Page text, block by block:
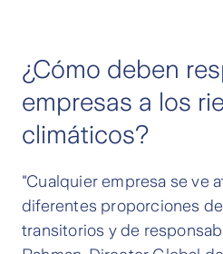
¿Cómo deben
empresas a los
climáticos?
"Cualquier empresa se ve
diferentes proporciones
transitorios y de